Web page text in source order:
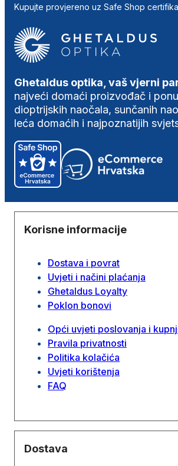
Kupujte provjereno uz Safe Shop
Ghetaldus optika, vaš vjerni
najveći domaći proizvođač i
dioptrijskih naočala, sunčanih
leća domaćih i najpoznatijih
Korisne informacije
Dostava i povrat
Uvjeti i načini plaćanja
Ghetaldus Loyalty
Poklon bonovi
Opći uvjeti poslovanja i
Pravila privatnosti
Politika kolačića
Uvjeti korištenja
FAQ
Dostava